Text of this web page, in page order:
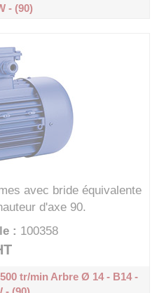
- (90)
avec bride équivalente
d'axe 90.
: 100358
tr/minArbre Ø 14 - B14 -